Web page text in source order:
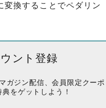
変換することでペダリン
ント登録
ガジン配信、会員限定クーポ
をゲットしよう！